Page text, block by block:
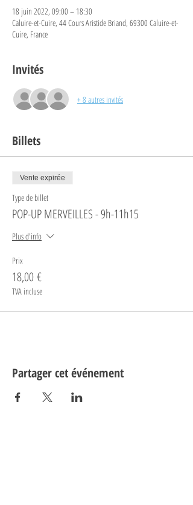
18 juin 2022, 09:00 – 18:30
Caluire-et-Cuire, 44 Cours Aristide Briand, 69300 Caluire-et-
Cuire, France
Invités
+ 8 autres invités
Billets
Vente expirée
Type de billet
POP-UP MERVEILLES - 9h-11h15
Plus d'info
Prix
18,00 €
TVA incluse
Partager cet événement